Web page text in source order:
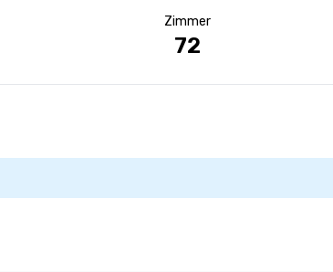
Zimmer
72